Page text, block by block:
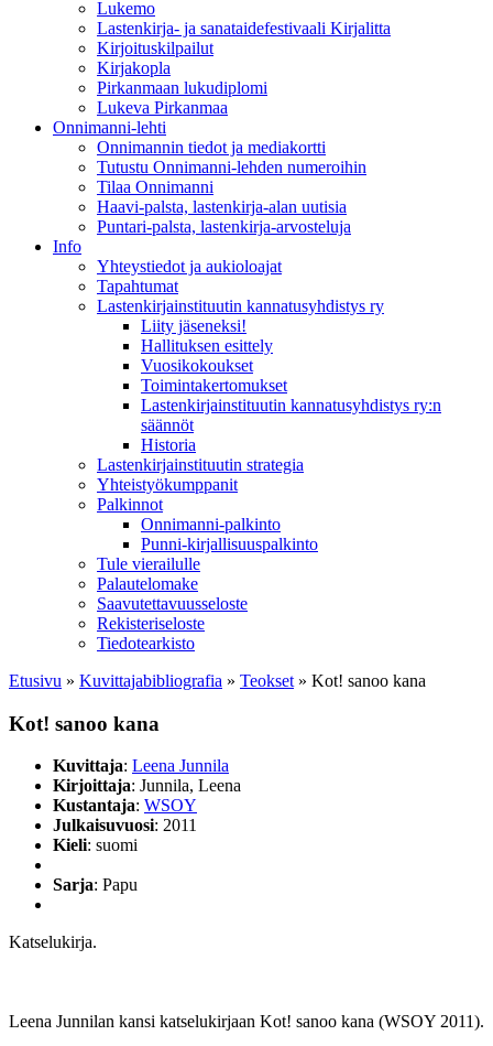
Lukemo
Lastenkirja- ja sanataidefestivaali Kirjalitta
Kirjoituskilpailut
Kirjakopla
Pirkanmaan lukudiplomi
Lukeva Pirkanmaa
Onnimanni-lehti
Onnimannin tiedot ja mediakortti
Tutustu Onnimanni-lehden numeroihin
Tilaa Onnimanni
Haavi-palsta, lastenkirja-alan uutisia
Puntari-palsta, lastenkirja-arvosteluja
Info
Yhteystiedot ja aukioloajat
Tapahtumat
Lastenkirjainstituutin kannatusyhdistys ry
Liity jäseneksi!
Hallituksen esittely
Vuosikokoukset
Toimintakertomukset
Lastenkirjainstituutin kannatusyhdistys ry:n
säännöt
Historia
Lastenkirjainstituutin strategia
Yhteistyökumppanit
Palkinnot
Onnimanni-palkinto
Punni-kirjallisuuspalkinto
Tule vierailulle
Palautelomake
Saavutettavuusseloste
Rekisteriseloste
Tiedotearkisto
Etusivu » Kuvittaja­bibliografia » Teokset » Kot! sanoo kana
Kot! sanoo kana
Kuvittaja: Leena Junnila
Kirjoittaja: Junnila, Leena
Kustantaja: WSOY
Julkaisuvuosi: 2011
Kieli: suomi
Sarja: Papu
Katselukirja.
Leena Junnilan kansi katselukirjaan Kot! sanoo kana (WSOY 2011).